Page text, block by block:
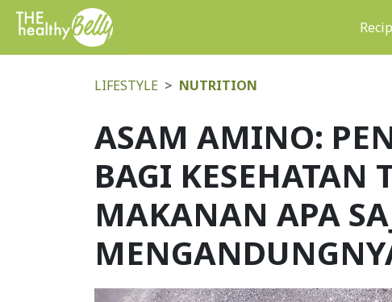
LIFESTYLE NUTRITION
ASAM AMINO:
BAGI KESEHATAN
MAKANAN APA